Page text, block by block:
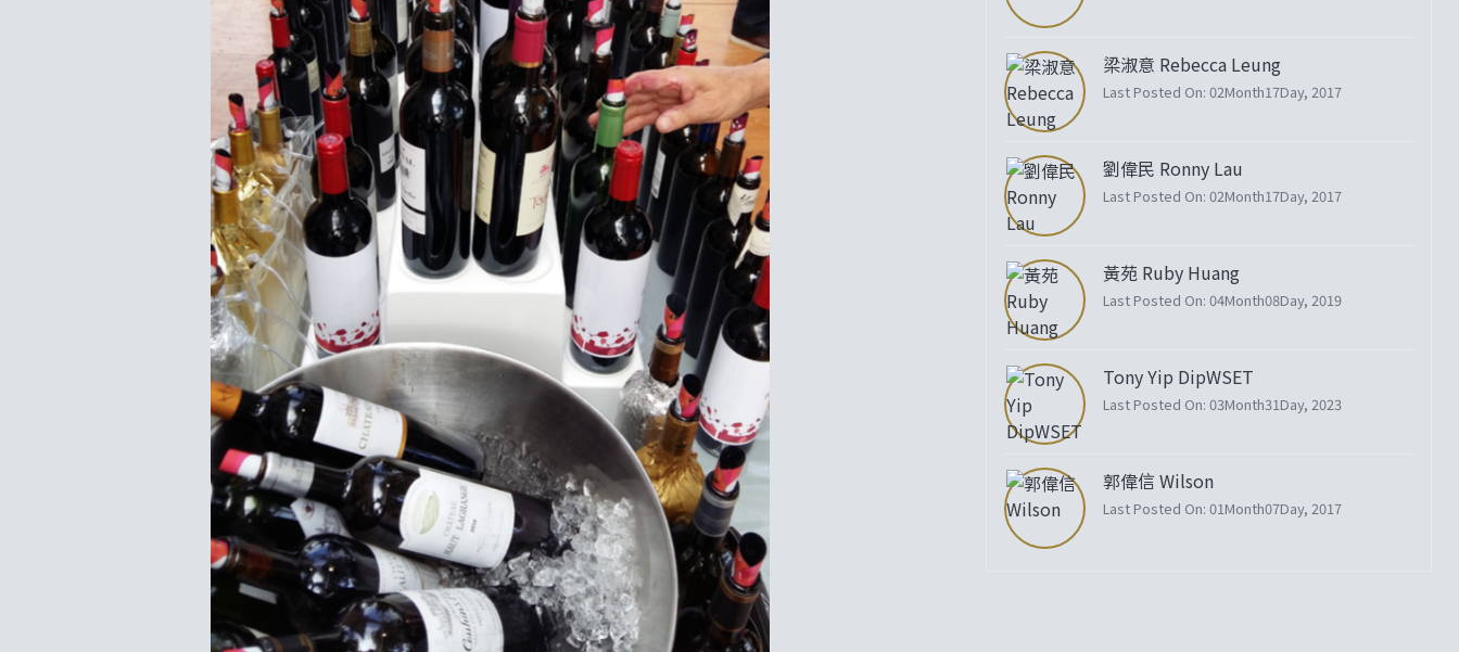
梁淑意 Rebecca Leung
Last Posted On: 02Month17Day, 2017
劉偉民 Ronny Lau
Last Posted On: 02Month17Day, 2017
黃苑 Ruby Huang
Last Posted On: 04Month08Day, 2019
Tony Yip DipWSET
Last Posted On: 03Month31Day, 2023
郭偉信 Wilson
Last Posted On: 01Month07Day, 2017